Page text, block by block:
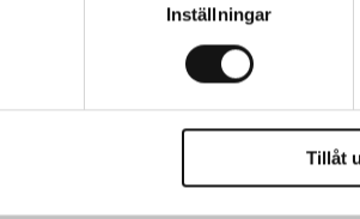
Inställningar
Tillåt